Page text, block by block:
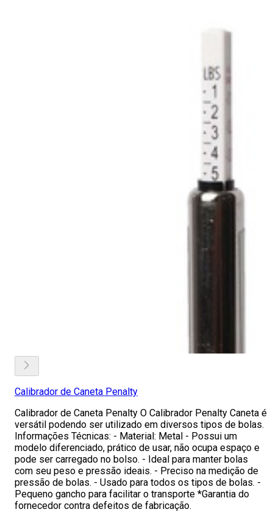
Calibrador de Caneta Penalty
Calibrador de Caneta Penalty O Calibrador Penalty Caneta é
versátil podendo ser utilizado em diversos tipos de bolas.
Informações Técnicas: - Material: Metal - Possui um
modelo diferenciado, prático de usar, não ocupa espaço e
pode ser carregado no bolso. - Ideal para manter bolas
com seu peso e pressão ideais. - Preciso na medição de
pressão de bolas. - Usado para todos os tipos de bolas. -
Pequeno gancho para facilitar o transporte *Garantia do
fornecedor contra defeitos de fabricação.